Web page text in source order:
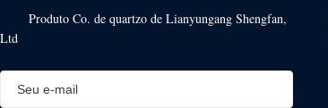
Produto Co. de quartzo de Lianyungang Shengfan,
Ltd